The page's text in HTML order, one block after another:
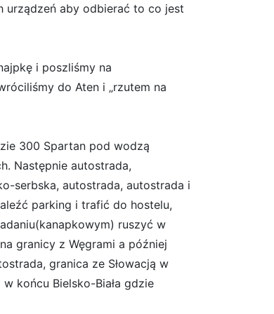
urządzeń aby odbierać to co jest
i poszliśmy na
do Aten i „rzutem na
300 Spartan pod wodzą
Następnie autostrada,
serbska, autostrada, autostrada i
parking i trafić do hostelu,
ruszyć w
granicy z Węgrami a później
granica ze Słowacją w
końcu Bielsko-Biała gdzie